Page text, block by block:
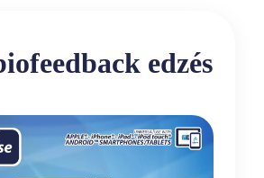
edzés